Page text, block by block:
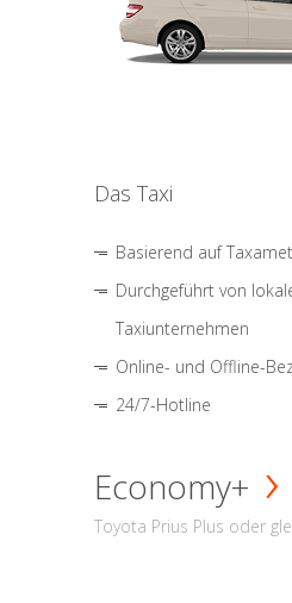
Das Taxi
Basierend auf
Durchgeführt von
Taxiunternehmen
Online- und Offline-
24/7-Hotline
Economy+
Toyota Prius Plus oder